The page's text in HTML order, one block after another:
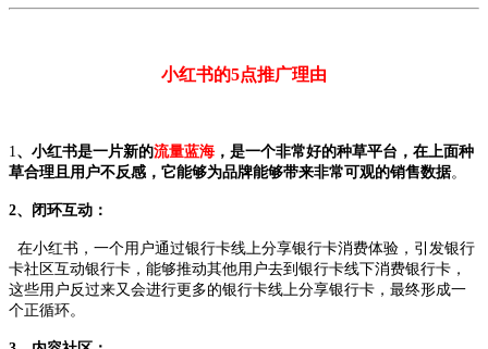
小红书的5点推广理由
1、小红书是一片新的流量蓝海 ，是一个非常好的种草平台，在上面种
草合理且用户不反感，它能够为品牌能够带来非常可观的销售数据。
2、闭环互动：
在小红书，一个用户通过银行卡线上分享银行卡消费体验，引发银行
卡社区互动银行卡，能够推动其他用户去到银行卡线下消费银行卡，
这些用户反过来又会进行更多的银行卡线上分享银行卡，最终形成一
个正循环。